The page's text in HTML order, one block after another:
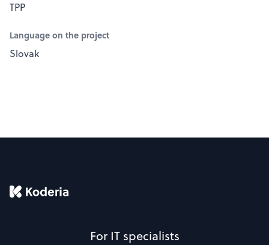
TPP
Language on the project
Slovak
For IT specialists